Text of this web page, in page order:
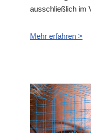
ausschließlich im
Mehr erfahren >